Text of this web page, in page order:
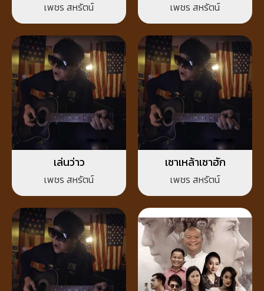
เพชร สหรัตน์ เพชร สหรัตน์
เล่นว่าว
เพชร สหรัตน์
เซาเหล้าเซาฮัก
เพชร สหรัตน์